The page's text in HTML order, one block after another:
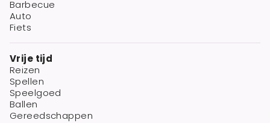
Barbecue
Auto
Fiets
Vrije tijd
Reizen
Spellen
Speelgoed
Ballen
Gereedschappen